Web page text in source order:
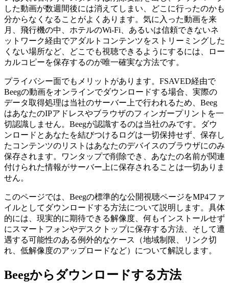
した動画が数週間後には消えてしまい、どこに行ったのかも
分からなくなることがよくあります。気に入った動画を来
月、飛行機の中、ホテルのWi-Fi、あるいは信頼できないネ
ットワーク経由でアダルトコンテンツをストリーミングした
くない場所など、どこでも視聴できるようにするには、ロー
カルコピーを保存するのが唯一確実な方法です。
プライバシー面でもメリットがあります。FSAVED経由で
Beegの動画をオンラインでダウンロードする場合、実際の
データ取得処理は当社のサーバー上で行われるため、Beeg
はあなたのIPアドレスやブラウザのフィンガープリントを一
切認識しません。Beegが認識するのは当社のみです。ダウ
ンロードとあなたを結びつけるログは一切保持せず、保存し
たコンテンツのリストはあなたのデバイスのブラウザにのみ
保存されます。ワンタップで削除でき、あなたの名前が関連
付けられた情報がサーバー上に保存されることは一切ありま
せん。
このページでは、Beegの標準的な公開視聴ページをMP4ファ
イルとしてダウンロードする方法について説明します。具体
的には、現実的に期待できる解像度、何もインストールせず
にスマートフォンやデスクトップに保存する方法、そして遭
遇する可能性のある例外的なケース（地域制限、リンク切
れ、低解像度のアップロードなど）について解説します。
Beegからダウンロードする方法